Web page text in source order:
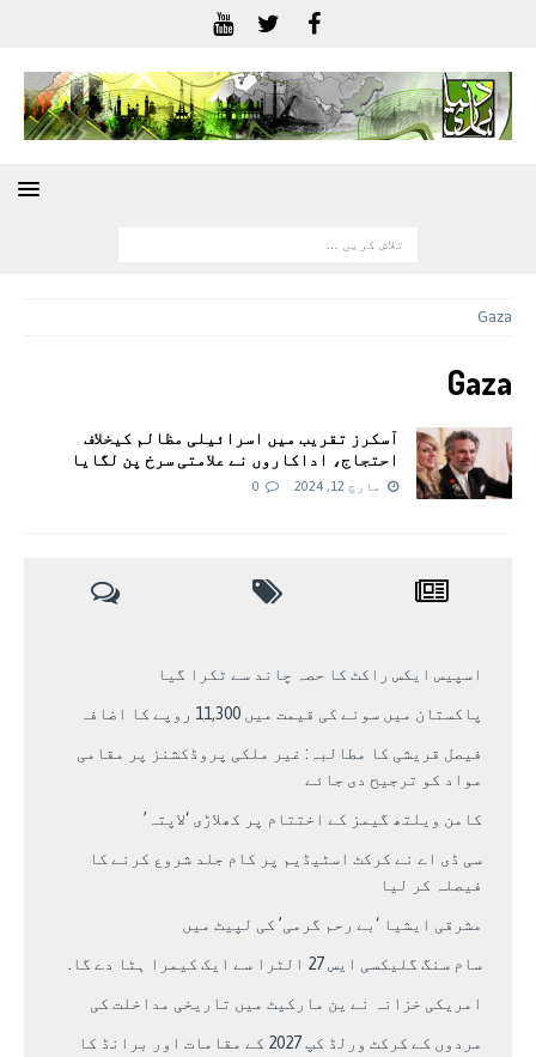
Gaza
Gaza
آسکرز تقریب میں اسرائیلی مظالم کیخلاف
احتجاج، اداکاروں نے علامتی سرخ پن لگایا
مارچ 12, 2024 0
اسپیس ایکس راکٹ کا حصہ چاند سے ٹکرا گیا
پاکستان میں سونے کی قیمت میں 11,300 روپے کا اضافہ
فیصل قریشی کا مطالبہ: غیر ملکی پروڈکشنز پر مقامی
مواد کو ترجیح دی جائے
کامن ویلتھ گیمز کے اختتام پر کھلاڑی ‘لاپتہ’
سی ڈی اے نے کرکٹ اسٹیڈیم پر کام جلد شروع کرنے کا
فیصلہ کر لیا
مشرقی ایشیا ‘بے رحم گرمی’ کی لپیٹ میں
سام سنگ گلیکسی ایس 27 الٹرا سے ایک کیمرا ہٹا دے گا.
امریکی خزانہ نے ین مارکیٹ میں تاریخی مداخلت کی
مردوں کے کرکٹ ورلڈ کپ 2027 کے مقامات اور برانڈ کا